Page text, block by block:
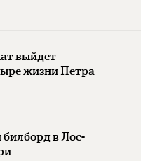
выйдет
жизни Петра
в Лос-